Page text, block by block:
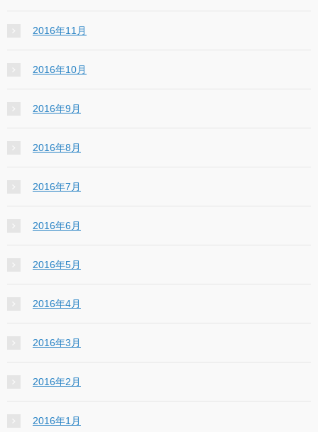
2016年11月
2016年10月
2016年9月
2016年8月
2016年7月
2016年6月
2016年5月
2016年4月
2016年3月
2016年2月
2016年1月